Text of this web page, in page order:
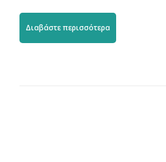
Διαβάστε περισσότερα